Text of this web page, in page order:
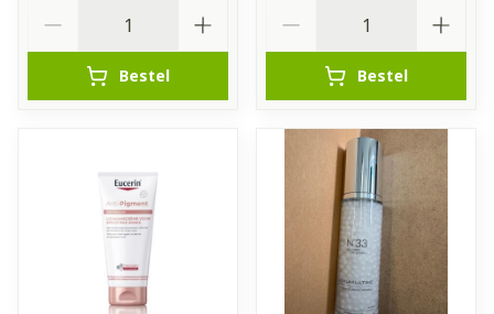
Bestel Bestel